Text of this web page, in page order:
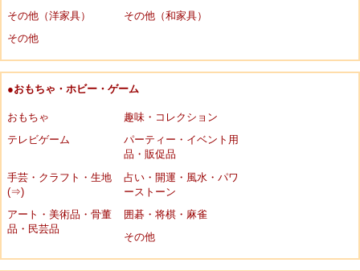
その他（洋家具）
その他（和家具）
その他
●おもちゃ・ホビー・ゲーム
おもちゃ
趣味・コレクション
テレビゲーム
パーティー・イベント用
品・販促品
手芸・クラフト・生地
(⇒)
占い・開運・風水・パワ
ーストーン
アート・美術品・骨董
品・民芸品
囲碁・将棋・麻雀
その他